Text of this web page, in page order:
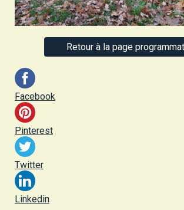
Retour à la page
Facebook
Pinterest
Twitter
Linkedin